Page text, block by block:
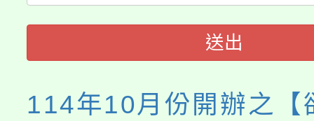
心理、諮商輔導、社會
系所師生報名參加。
踴躍報名參加。
送出
114年10月份開辦之